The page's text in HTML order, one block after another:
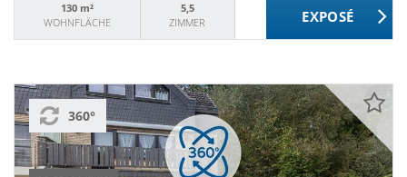
130 m²
WOHNFLÄCHE
5,5
ZIMMER
360°